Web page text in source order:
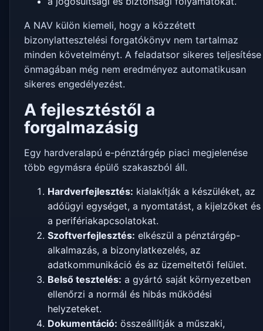
A NAV külön kiemeli, hogy a közzétett
bizonylattesztelési forgatókönyv nem tartalmaz
minden követelményt. A feladatsor sikeres teljesítése
önmagában még nem eredményez automatikusan
sikeres engedélyezést.
A fejlesztéstől a
forgalmazásig
Egy hardveralapú e-pénztárgép piaci megjelenése
több egymásra épülő szakaszból áll.
Hardverfejlesztés: kialakítják a készüléket, az
adóügyi egységet, a nyomtatást, a kijelzőket és
a perifériakapcsolatokat.
Szoftverfejlesztés: elkészül a pénztárgép-
alkalmazás, a bizonylatkezelés, az
adatkommunikáció és az üzemeltetői felület.
Belső tesztelés: a gyártó saját környezetben
ellenőrzi a normál és hibás működési
helyzeteket.
Dokumentáció: összeállítják a műszaki,